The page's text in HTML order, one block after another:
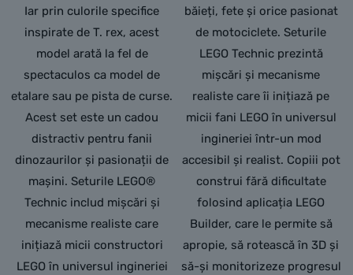
Iar prin culorile specifice
inspirate de T. rex, acest
model arată la fel de
spectaculos ca model de
etalare sau pe pista de curse.
Acest set este un cadou
distractiv pentru fanii
dinozaurilor și pasionații de
mașini. Seturile LEGO®
Technic includ mișcări și
mecanisme realiste care
inițiază micii constructori
LEGO în universul ingineriei
băieți, fete și orice pasionat
de motociclete. Seturile
LEGO Technic prezintă
mișcări și mecanisme
realiste care îi inițiază pe
micii fani LEGO în universul
ingineriei într-un mod
accesibil și realist. Copiii pot
construi fără dificultate
folosind aplicația LEGO
Builder, care le permite să
apropie, să rotească în 3D și
să-și monitorizeze progresul